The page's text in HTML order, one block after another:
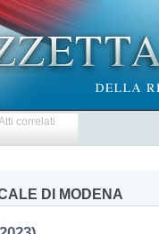
correlati
DI MODENA